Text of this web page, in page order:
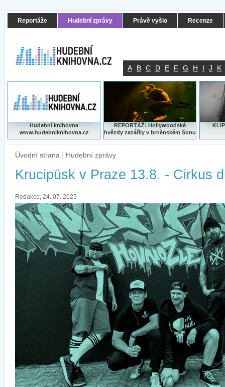
Reportáže Hudební zprávy Právě vyšlo Recenze
A B C D E F G H I J K
Hudební knihovna
www.hudebniknihovna.cz
REPORTÁŽ: Hollywoodské
hvězdy zazářily v brněnském Sonu
Úvodní strana | Hudební zprávy
Krucipüsk v Praze 13.8. - Cirkus
Redakce, 24. 07. 2025